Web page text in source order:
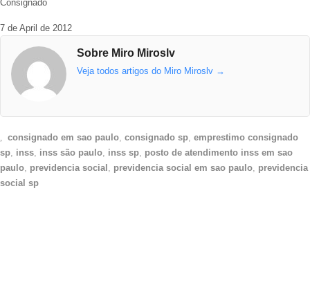
Consignado
7 de April de 2012
Sobre Miro Miroslv
Veja todos artigos do Miro Miroslv →
consignado em sao paulo,consignado sp,emprestimo consignado
sp, inss, inss são paulo, inss sp, posto de atendimento inss em sao
paulo, previdencia social , previdencia social em sao paulo, previdencia
social sp